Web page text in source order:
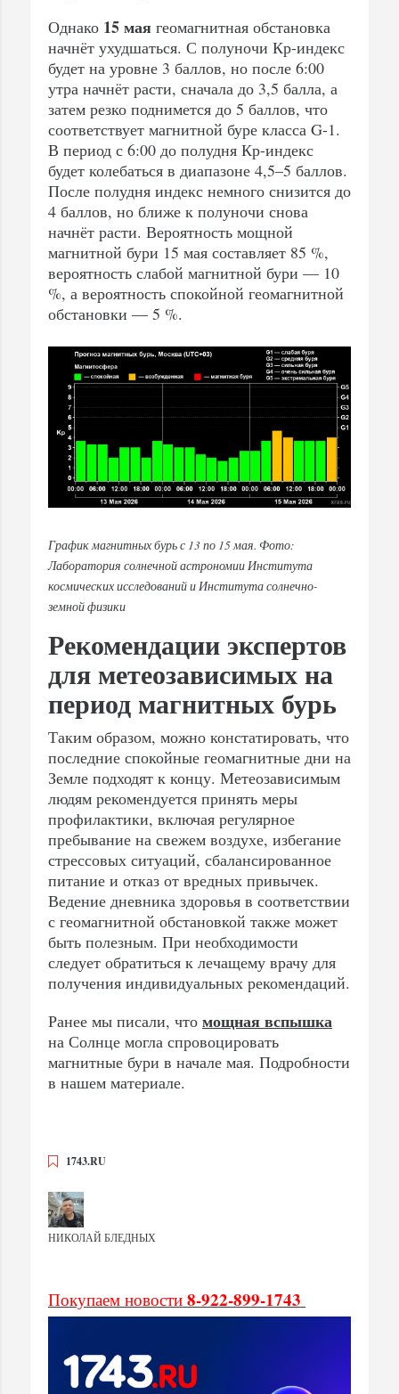
Однако 15 мая геомагнитная обстановка
начнёт ухудшаться. С полуночи Кр-индекс
будет на уровне 3 баллов, но после 6:00
утра начнёт расти, сначала до 3,5 балла, а
затем резко поднимется до 5 баллов, что
соответствует магнитной буре класса G-1.
В период с 6:00 до полудня Кр-индекс
будет колебаться в диапазоне 4,5–5 баллов.
После полудня индекс немного снизится до
4 баллов, но ближе к полуночи снова
начнёт расти. Вероятность мощной
магнитной бури 15 мая составляет 85 %,
вероятность слабой магнитной бури — 10
%, а вероятность спокойной геомагнитной
обстановки — 5 %.
График магнитных бурь с 13 по 15 мая. Фото:
Лаборатория солнечной астрономии Института
космических исследований и Института солнечно-
земной физики
Рекомендации экспертов
для метеозависимых на
период магнитных бурь
Таким образом, можно констатировать, что
последние спокойные геомагнитные дни на
Земле подходят к концу. Метеозависимым
людям рекомендуется принять меры
профилактики, включая регулярное
пребывание на свежем воздухе, избегание
стрессовых ситуаций, сбалансированное
питание и отказ от вредных привычек.
Ведение дневника здоровья в соответствии
с геомагнитной обстановкой также может
быть полезным. При необходимости
следует обратиться к лечащему врачу для
получения индивидуальных рекомендаций.
Ранее мы писали, что мощная вспышка
на Солнце могла спровоцировать
магнитные бури в начале мая. Подробности
в нашем материале.
1743.RU
НИКОЛАЙ БЛЕДНЫХ
Покупаем новости 8-922-899-1743